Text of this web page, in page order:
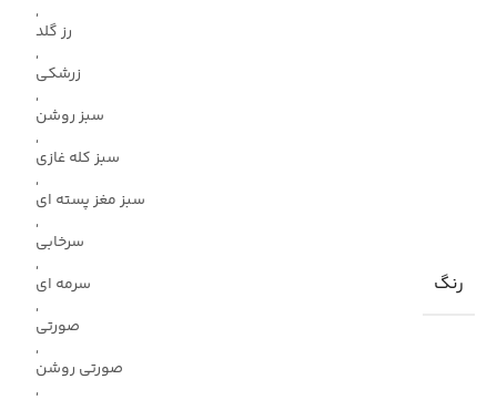
رنگ
,
رز گلد
,
زرشکی
,
سبز روشن
,
سبز کله غازی
,
سبز مغز پسته ای
,
سرخابی
,
سرمه ای
,
صورتی
,
صورتی روشن
,